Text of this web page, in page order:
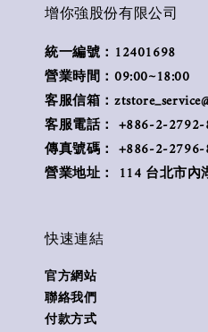
增你強股份有限公司
統一編號：12401698
營業時間：09:00~18:00
客服信箱：
客服電話： +886-2-
傳真號碼： +886-2-
營業地址： 114 台北市
快速連結
官方網站
聯絡我們
付款方式